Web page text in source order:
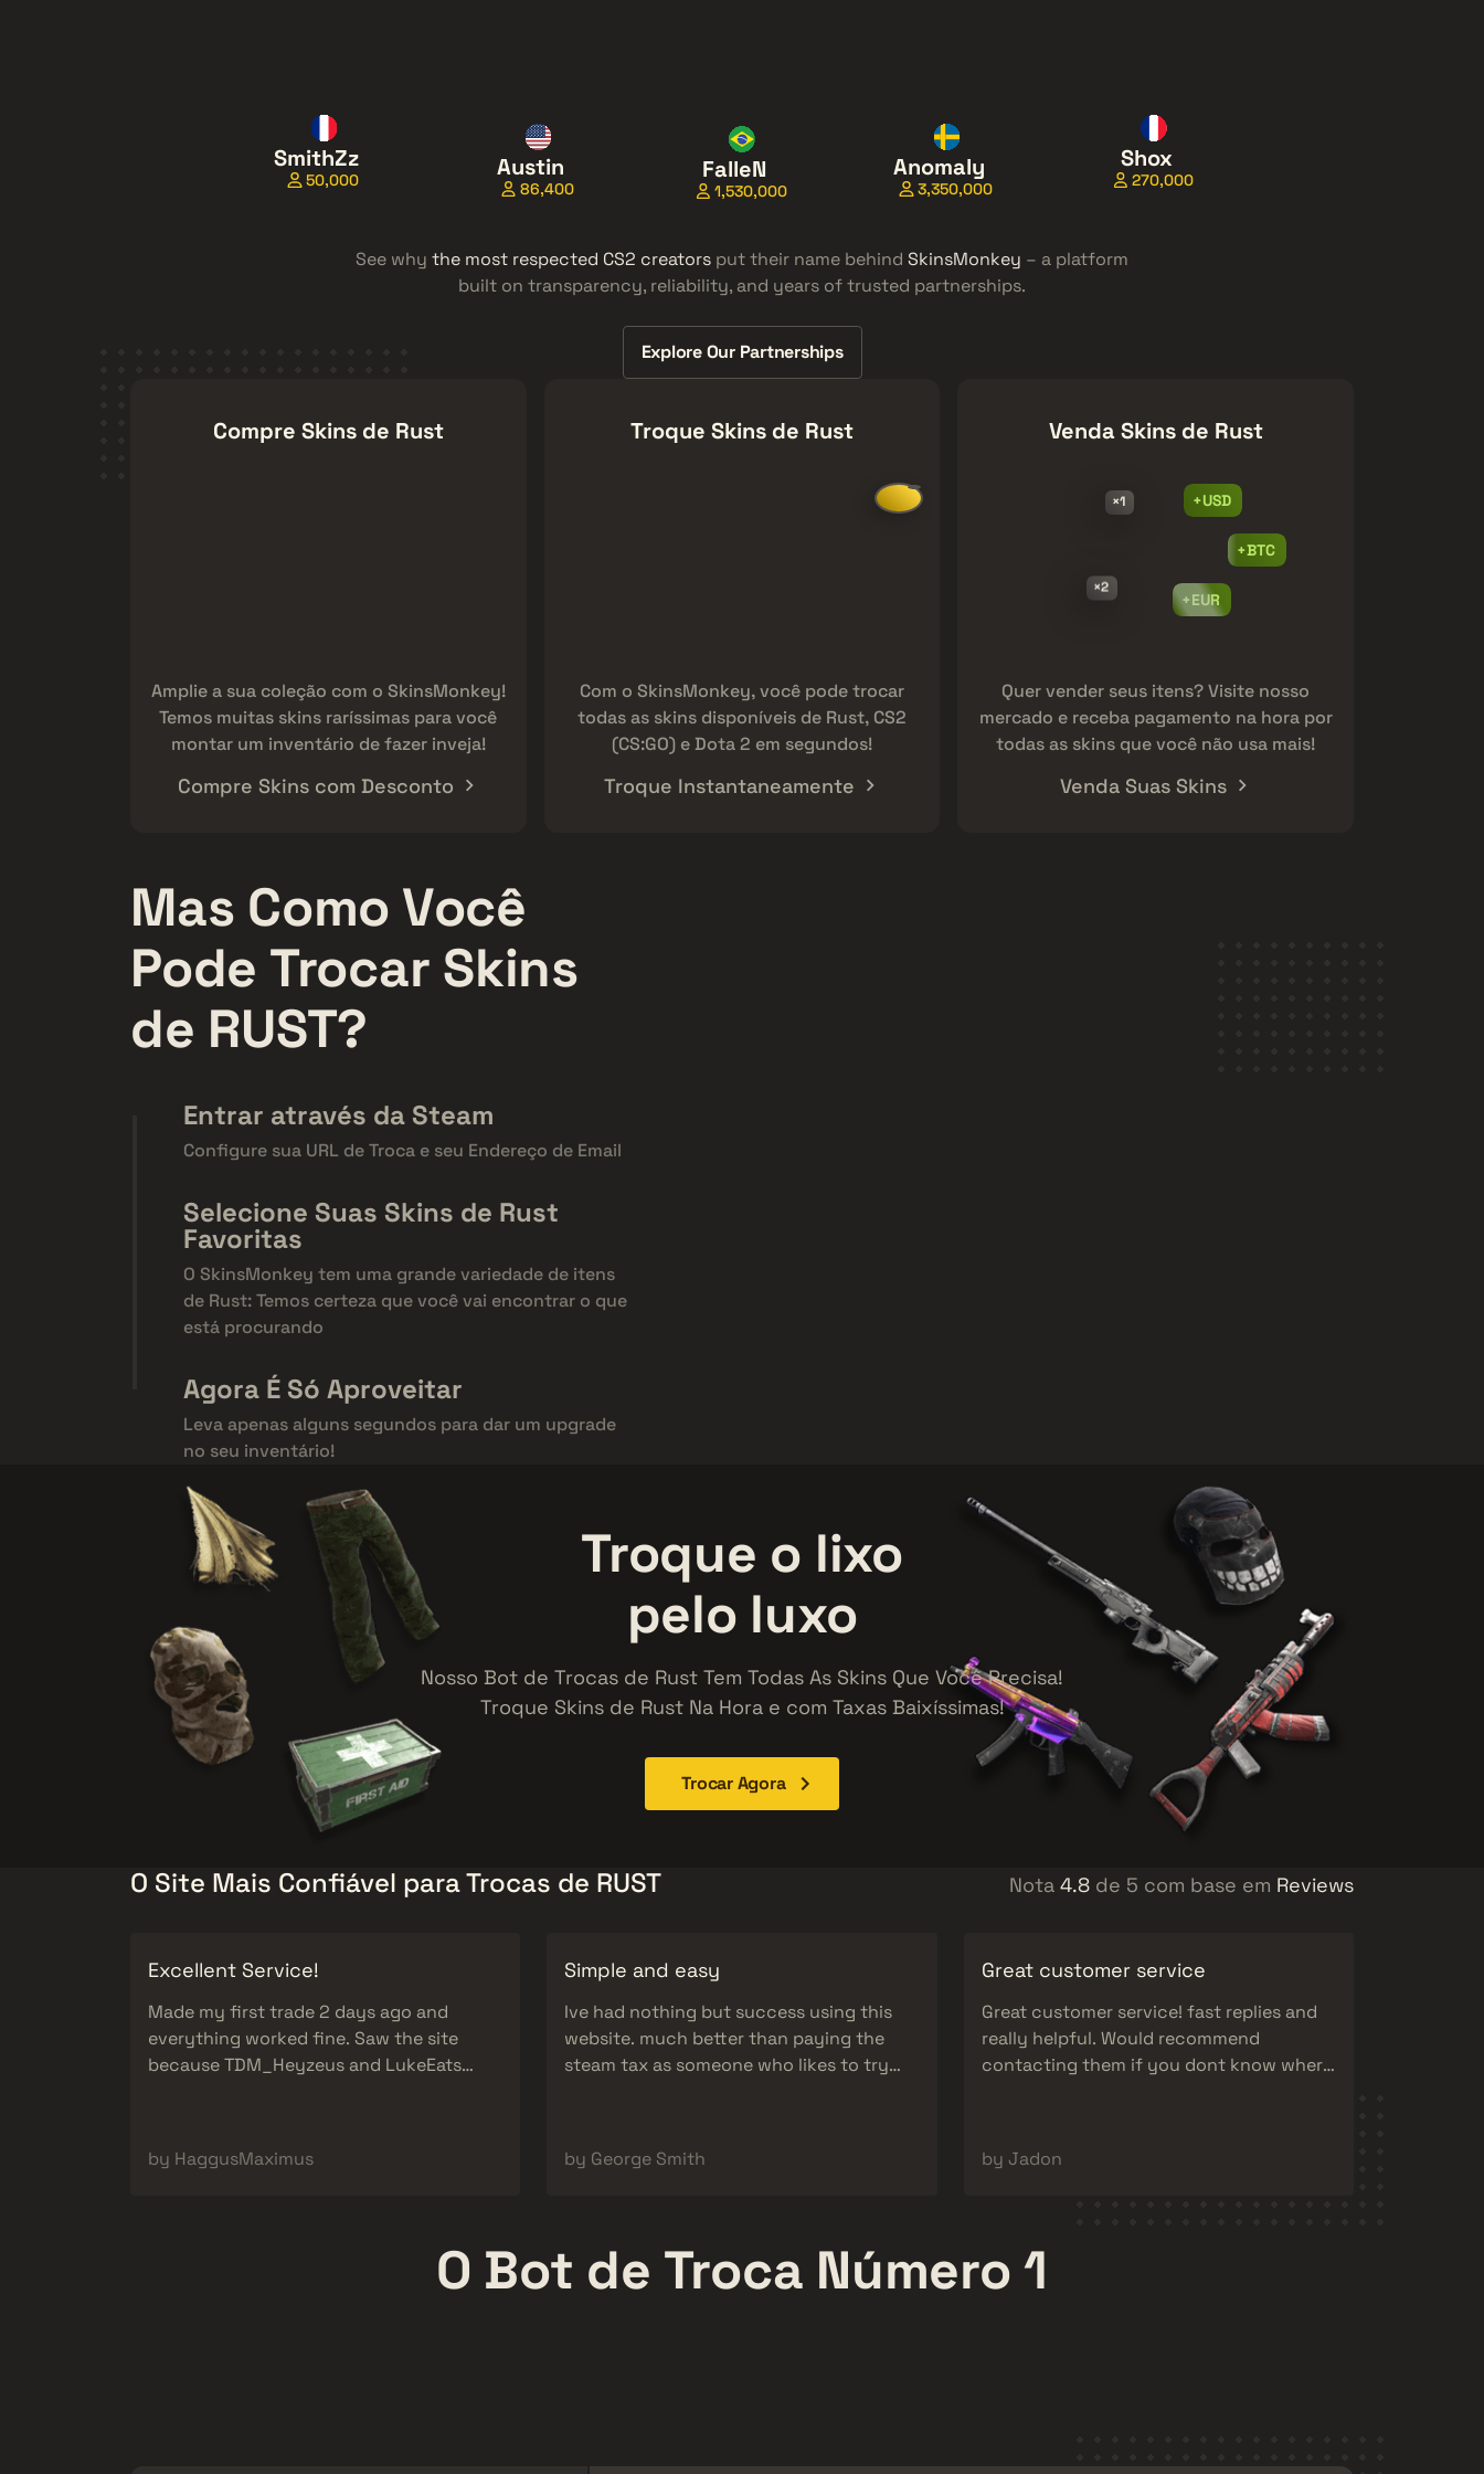
FalleN
1,530,000
Anomaly
3,350,000
Austin
86,400
Shox
270,000
SmithZz
50,000
See why the most respected CS2 creators put their name behind SkinsMonkey – a platform
built on transparency, reliability, and years of trusted partnerships.
Explore Our Partnerships
Compre Skins de Rust
Amplie a sua coleção com o SkinsMonkey!
Temos muitas skins raríssimas para você
montar um inventário de fazer inveja!
Compre Skins com Desconto
Troque Skins de Rust
Com o SkinsMonkey, você pode trocar
todas as skins disponíveis de Rust, CS2
(CS:GO) e Dota 2 em segundos!
Troque Instantaneamente
Venda Skins de Rust
×2
×1 +USD
+BTC
+EUR
Quer vender seus itens? Visite nosso
mercado e receba pagamento na hora por
todas as skins que você não usa mais!
Venda Suas Skins
Mas Como Você
Pode Trocar Skins
de RUST?
Entrar através da Steam
Configure sua URL de Troca e seu Endereço de Email
Selecione Suas Skins de Rust
Favoritas
O SkinsMonkey tem uma grande variedade de itens
de Rust: Temos certeza que você vai encontrar o que
está procurando
Agora É Só Aproveitar
Leva apenas alguns segundos para dar um upgrade
no seu inventário!
Troque o lixo
pelo luxo
Nosso Bot de Trocas de Rust Tem Todas As Skins Que Você Precisa!
Troque Skins de Rust Na Hora e com Taxas Baixíssimas!
Trocar Agora
O Site Mais Confiável para Trocas de RUST Nota 4.8 de 5 com base em Reviews
Excellent Service!
Made my first trade 2 days ago and
everything worked fine. Saw the site
because TDM_Heyzeus and LukeEats
by HaggusMaximus
Simple and easy
Ive had nothing but success using this
website. much better than paying the
steam tax as someone who likes to try
by George Smith
Great customer service
Great customer service! fast replies and
really helpful. Would recommend
contacting them if you dont know where
by Jadon
O Bot de Troca Número 1